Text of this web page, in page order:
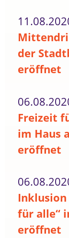
der
eröffnet
Freizeit
im Haus
eröffnet
für alle“
eröffnet